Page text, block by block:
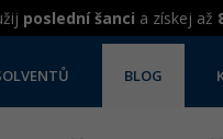
poslední šanci a získej až
BLOG